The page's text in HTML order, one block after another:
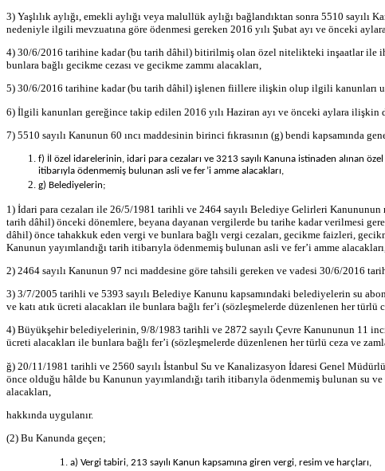
3) Yaşlılık aylığı, emekli aylığı veya malullük aylığı bağlandıktan sonra 5510 sayılı
nedeniyle ilgili mevzuatına göre ödenmesi gereken 2016 yılı Şubat ayı ve önceki
4) 30/6/2016 tarihine kadar (bu tarih dâhil) bitirilmiş olan özel nitelikteki inşaatlar ile
bunlara bağlı gecikme cezası ve gecikme zammı alacakları,
5) 30/6/2016 tarihine kadar (bu tarih dâhil) işlenen fiillere ilişkin olup ilgili kanunları
6) İlgili kanunları gereğince takip edilen 2016 yılı Haziran ayı ve önceki aylara ilişkin
7) 5510 sayılı Kanunun 60 ıncı maddesinin birinci fıkrasının (g) bendi kapsamında
f) İl özel idarelerinin, idari para cezaları ve 3213 sayılı Kanuna istinaden alınan
itibarıyla ödenmemiş bulunan asli ve fer’i amme alacakları,
g) Belediyelerin;
1) İdari para cezaları ile 26/5/1981 tarihli ve 2464 sayılı Belediye Gelirleri
tarih dâhil) önceki dönemlere, beyana dayanan vergilerde bu tarihe kadar verilmesi
dâhil) önce tahakkuk eden vergi ve bunlara bağlı vergi cezaları, gecikme faizleri,
Kanunun yayımlandığı tarih itibarıyla ödenmemiş bulunan asli ve fer’i amme alacakları,
2) 2464 sayılı Kanunun 97 nci maddesine göre tahsili gereken ve vadesi 30/6/2016
3) 3/7/2005 tarihli ve 5393 sayılı Belediye Kanunu kapsamındaki belediyelerin su
ve katı atık ücreti alacakları ile bunlara bağlı fer’i (sözleşmelerde düzenlenen her türlü
4) Büyükşehir belediyelerinin, 9/8/1983 tarihli ve 2872 sayılı Çevre Kanununun 11
ücreti alacakları ile bunlara bağlı fer’i (sözleşmelerde düzenlenen her türlü ceza ve
ğ) 20/11/1981 tarihli ve 2560 sayılı İstanbul Su ve Kanalizasyon İdaresi Genel
önce olduğu hâlde bu Kanunun yayımlandığı tarih itibarıyla ödenmemiş bulunan su
alacakları,
hakkında uygulanır.
(2) Bu Kanunda geçen;
a) Vergi tabiri, 213 sayılı Kanun kapsamına giren vergi, resim ve harçları,